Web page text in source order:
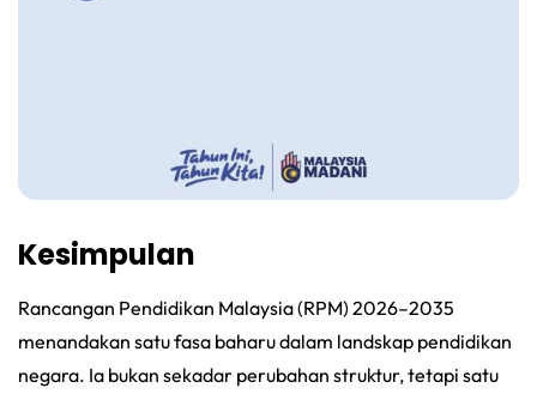
Kesimpulan
Rancangan Pendidikan Malaysia (RPM) 2026–2035
menandakan satu fasa baharu dalam landskap pendidikan
negara. Ia bukan sekadar perubahan struktur, tetapi satu